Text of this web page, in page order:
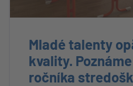
Mladé talenty
kvality.
ročníka